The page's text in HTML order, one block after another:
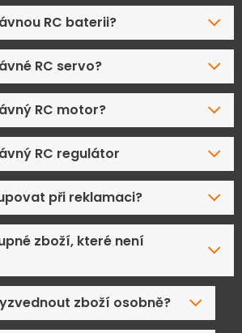
RC baterii?
RC servo?
RC motor?
RC regulátor
při reklamaci?
zboží, které není
zboží osobně?